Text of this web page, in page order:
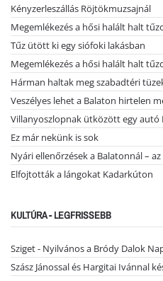
Kényzerleszállás Röjtökmuzsajnál
Megemlékezés a hősi halált halt
Tűz ütött ki egy siófoki lakásban
Megemlékezés a hősi halált halt
Hárman haltak meg szabadtéri
Veszélyes lehet a Balaton hirtelen
Villanyoszlopnak ütközött egy autó
Ez már nekünk is sok
Nyári ellenőrzések a Balatonnál –
Elfojtották a lángokat Kadarkúton
KULTÚRA - LEGFRISSEBB
Sziget - Nyilvános a Bródy Dalok
Szász Jánossal és Hargitai Ivánnal